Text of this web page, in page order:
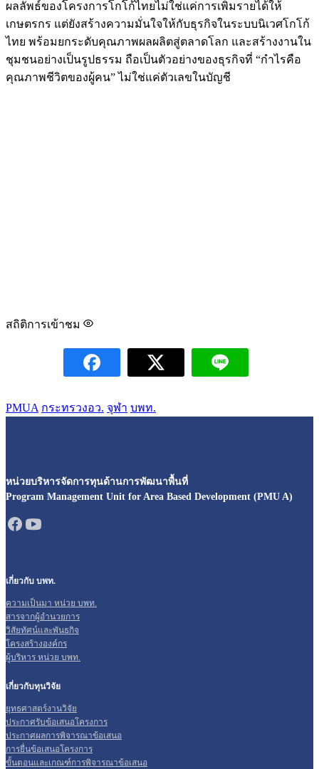
ผลลัพธ์ของโครงการโกโก้ไทยไม่ใช่แค่การเพิ่มรายได้ให้
เกษตรกร แต่ยังสร้างความมั่นใจให้กับธุรกิจในระบบนิเวศโกโก้
ไทย พร้อมยกระดับคุณภาพผลผลิตสู่ตลาดโลก และสร้างงานใน
ชุมชนอย่างเป็นรูปธรรม ถือเป็นตัวอย่างของธุรกิจที่ “กำไรคือ
คุณภาพชีวิตของผู้คน” ไม่ใช่แค่ตัวเลขในบัญชี
สถิติการเข้าชม
PMUA กระทรวงอว. จุฬา บพท.
หน่วยบริหารจัดการทุนด้านการพัฒนาพื้นที่
Program Management Unit for Area Based Development (PMU A)
เกี่ยวกับ บพท.
ความเป็นมา หน่วย บพท.
สารจากผู้อำนวยการ
วิสัยทัศน์และพันธกิจ
โครงสร้างองค์กร
ผู้บริหาร หน่วย บพท.
เกี่ยวกับทุนวิจัย
ยุทธศาสตร์งานวิจัย
ประกาศรับข้อเสนอโครงการ
ประกาศผลการพิจารณาข้อเสนอ
การยื่นข้อเสนอโครงการ
ขั้นตอนและเกณฑ์การพิจารณาข้อเสนอ